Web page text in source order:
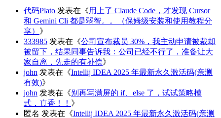
代码Plato 发表在《用上了 Claude Code，才发现 Cursor
和 Gemini Cli 都是弱智。。（保姆级安装和使用教程分
享） 》
333985 发表在《公司宣布裁员 30%，我主动申请被裁却
被留下，结果同事告诉我：公司已经不行了，准备让大
家自离，先走的有补偿》
john 发表在《Intellij IDEA 2025 年最新永久激活码(亲测
有效)》
john 发表在《别再写满屏的 if、else 了，试试策略模
式，真香！！ 》
匿名 发表在《Intellij IDEA 2025 年最新永久激活码(亲测